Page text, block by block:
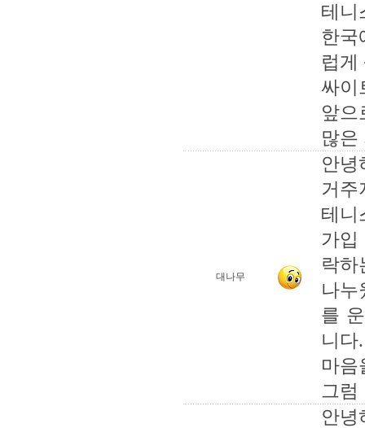
테니
한국
럽게
싸이
앞으
많은
대나무
안녕
거주
테니
가입
락
나
를
니다
마음
그럼
안녕